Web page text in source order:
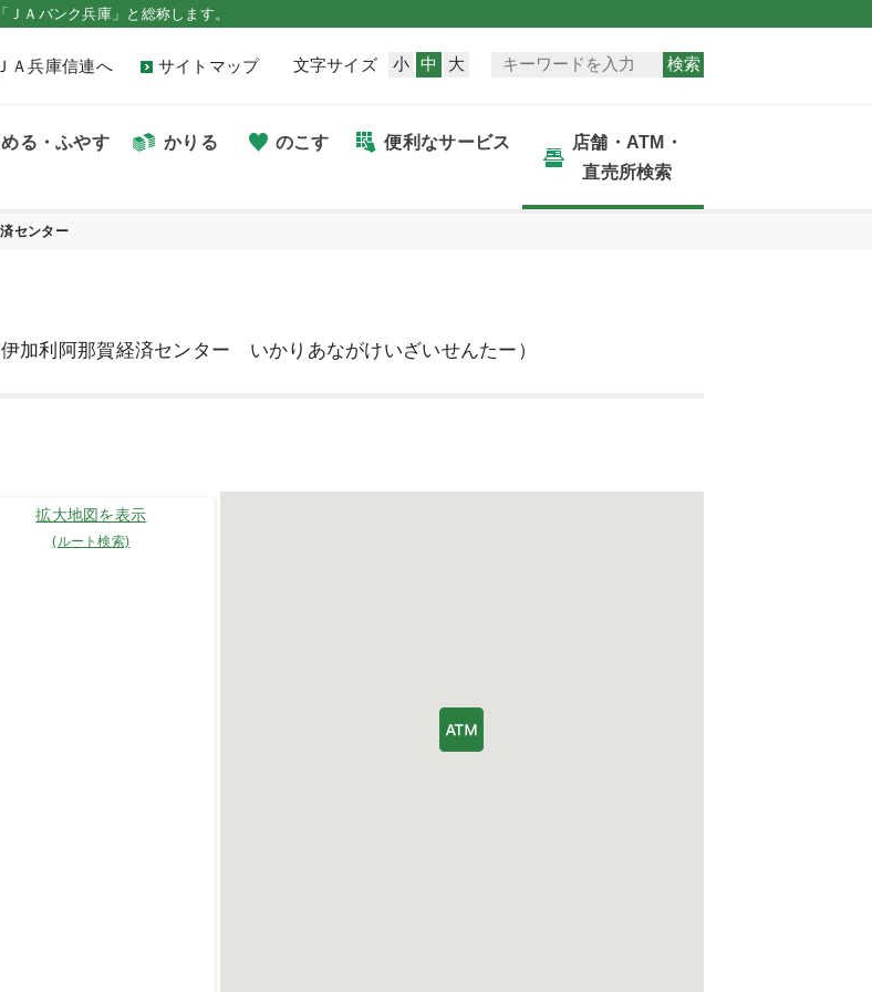
Ａバンク兵庫」と総称します。
ＪＡ兵庫信連へ サイトマップ 文字サイズ 小 中 大 検索
る・ふやす かりる のこす 便利なサービス
店舗・ATM・
直売所検索
センター
伊加利阿那賀経済センター いかりあながけいざいせんたー）
拡大地図を表示
(ルート検索)